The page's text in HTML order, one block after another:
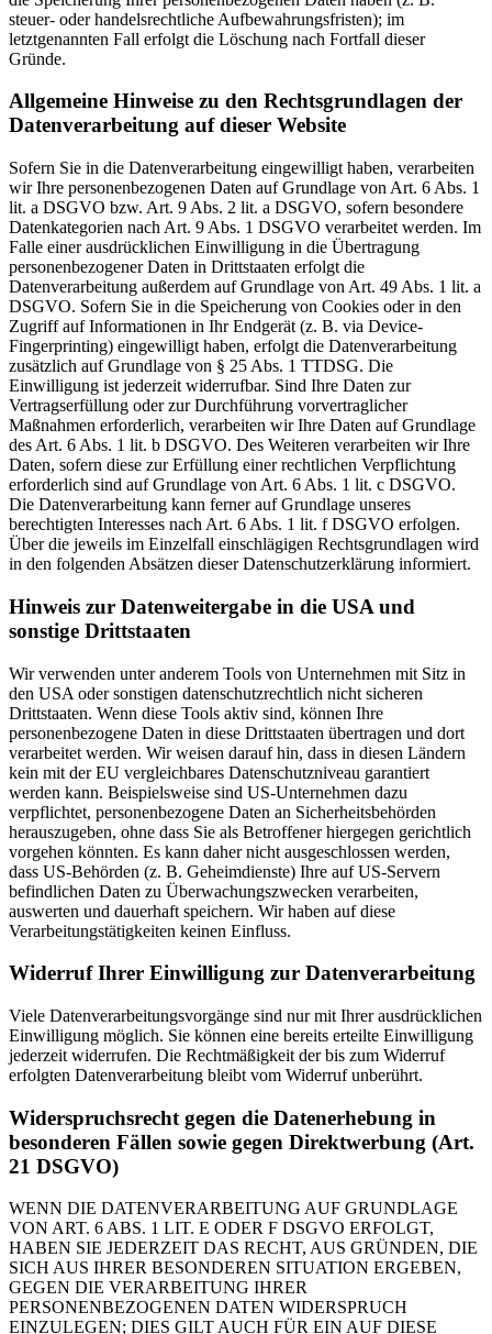
steuer- oder handelsrechtliche Aufbewahrungsfristen); im
letztgenannten Fall erfolgt die Löschung nach Fortfall dieser
Gründe.
Allgemeine Hinweise zu den Rechtsgrundlagen der
Datenverarbeitung auf dieser Website
Sofern Sie in die Datenverarbeitung eingewilligt haben, verarbeiten
wir Ihre personenbezogenen Daten auf Grundlage von Art. 6 Abs. 1
lit. a DSGVO bzw. Art. 9 Abs. 2 lit. a DSGVO, sofern besondere
Datenkategorien nach Art. 9 Abs. 1 DSGVO verarbeitet werden. Im
Falle einer ausdrücklichen Einwilligung in die Übertragung
personenbezogener Daten in Drittstaaten erfolgt die
Datenverarbeitung außerdem auf Grundlage von Art. 49 Abs. 1 lit. a
DSGVO. Sofern Sie in die Speicherung von Cookies oder in den
Zugriff auf Informationen in Ihr Endgerät (z. B. via Device-
Fingerprinting) eingewilligt haben, erfolgt die Datenverarbeitung
zusätzlich auf Grundlage von § 25 Abs. 1 TTDSG. Die
Einwilligung ist jederzeit widerrufbar. Sind Ihre Daten zur
Vertragserfüllung oder zur Durchführung vorvertraglicher
Maßnahmen erforderlich, verarbeiten wir Ihre Daten auf Grundlage
des Art. 6 Abs. 1 lit. b DSGVO. Des Weiteren verarbeiten wir Ihre
Daten, sofern diese zur Erfüllung einer rechtlichen Verpflichtung
erforderlich sind auf Grundlage von Art. 6 Abs. 1 lit. c DSGVO.
Die Datenverarbeitung kann ferner auf Grundlage unseres
berechtigten Interesses nach Art. 6 Abs. 1 lit. f DSGVO erfolgen.
Über die jeweils im Einzelfall einschlägigen Rechtsgrundlagen wird
in den folgenden Absätzen dieser Datenschutzerklärung informiert.
Hinweis zur Datenweitergabe in die USA und
sonstige Drittstaaten
Wir verwenden unter anderem Tools von Unternehmen mit Sitz in
den USA oder sonstigen datenschutzrechtlich nicht sicheren
Drittstaaten. Wenn diese Tools aktiv sind, können Ihre
personenbezogene Daten in diese Drittstaaten übertragen und dort
verarbeitet werden. Wir weisen darauf hin, dass in diesen Ländern
kein mit der EU vergleichbares Datenschutzniveau garantiert
werden kann. Beispielsweise sind US-Unternehmen dazu
verpflichtet, personenbezogene Daten an Sicherheitsbehörden
herauszugeben, ohne dass Sie als Betroffener hiergegen gerichtlich
vorgehen könnten. Es kann daher nicht ausgeschlossen werden,
dass US-Behörden (z. B. Geheimdienste) Ihre auf US-Servern
befindlichen Daten zu Überwachungszwecken verarbeiten,
auswerten und dauerhaft speichern. Wir haben auf diese
Verarbeitungstätigkeiten keinen Einfluss.
Widerruf Ihrer Einwilligung zur Datenverarbeitung
Viele Datenverarbeitungsvorgänge sind nur mit Ihrer ausdrücklichen
Einwilligung möglich. Sie können eine bereits erteilte Einwilligung
jederzeit widerrufen. Die Rechtmäßigkeit der bis zum Widerruf
erfolgten Datenverarbeitung bleibt vom Widerruf unberührt.
Widerspruchsrecht gegen die Datenerhebung in
besonderen Fällen sowie gegen Direktwerbung (Art.
21 DSGVO)
WENN DIE DATENVERARBEITUNG AUF GRUNDLAGE
VON ART. 6 ABS. 1 LIT. E ODER F DSGVO ERFOLGT,
HABEN SIE JEDERZEIT DAS RECHT, AUS GRÜNDEN, DIE
SICH AUS IHRER BESONDEREN SITUATION ERGEBEN,
GEGEN DIE VERARBEITUNG IHRER
PERSONENBEZOGENEN DATEN WIDERSPRUCH
EINZULEGEN; DIES GILT AUCH FÜR EIN AUF DIESE